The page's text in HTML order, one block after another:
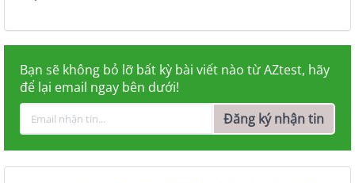
Bạn sẽ không bỏ lỡ bất kỳ bài viết nào từ AZtest, hãy
để lại email ngay bên dưới!
Đăng ký nhận tin